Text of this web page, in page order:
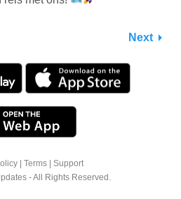
Next
| Terms | Support
- All Rights Reserved.